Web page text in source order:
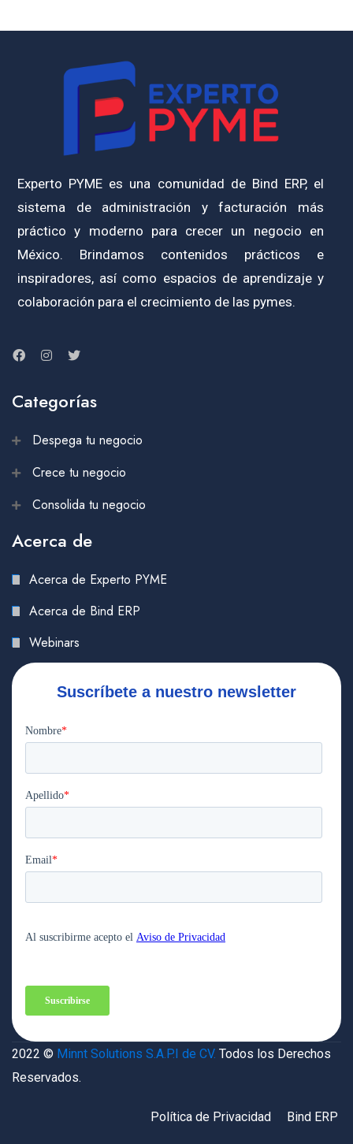
Experto PYME es una comunidad de Bind ERP, el
sistema de administración y facturación más
práctico y moderno para crecer un negocio en
México. Brindamos contenidos prácticos e
inspiradores, así como espacios de aprendizaje y
colaboración para el crecimiento de las pymes.
Categorías
Despega tu negocio
Crece tu negocio
Consolida tu negocio
Acerca de
Acerca de Experto PYME
Acerca de Bind ERP
Webinars
Suscríbete a nuestro newsletter
2022 © Minnt Solutions S.A.P.I de CV. Todos los Derechos
Reservados.
Política de Privacidad Bind ERP